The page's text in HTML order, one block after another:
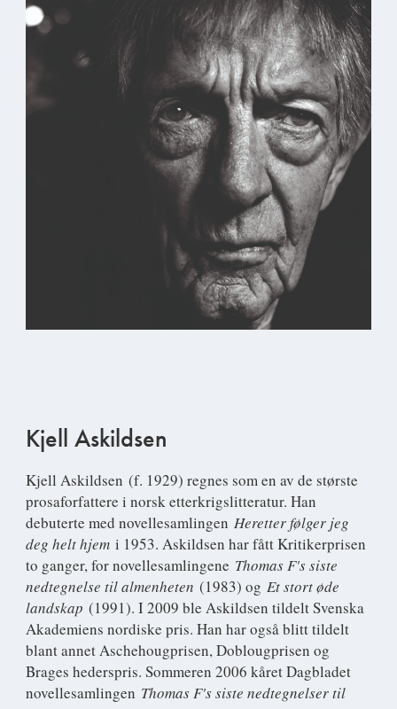
Kjell Askildsen
Kjell Askildsen (f. 1929) regnes som en av de største
prosaforfattere i norsk etterkrigslitteratur. Han
debuterte med novellesamlingen Heretter følger jeg
deg helt hjem i 1953. Askildsen har fått Kritikerprisen
to ganger, for novellesamlingene Thomas F's siste
nedtegnelse til almenheten (1983) og Et stort øde
landskap (1991). I 2009 ble Askildsen tildelt Svenska
Akademiens nordiske pris. Han har også blitt tildelt
blant annet Aschehougprisen, Doblougprisen og
Brages hederspris. Sommeren 2006 kåret Dagbladet
novellesamlingen Thomas F's siste nedtegnelser til